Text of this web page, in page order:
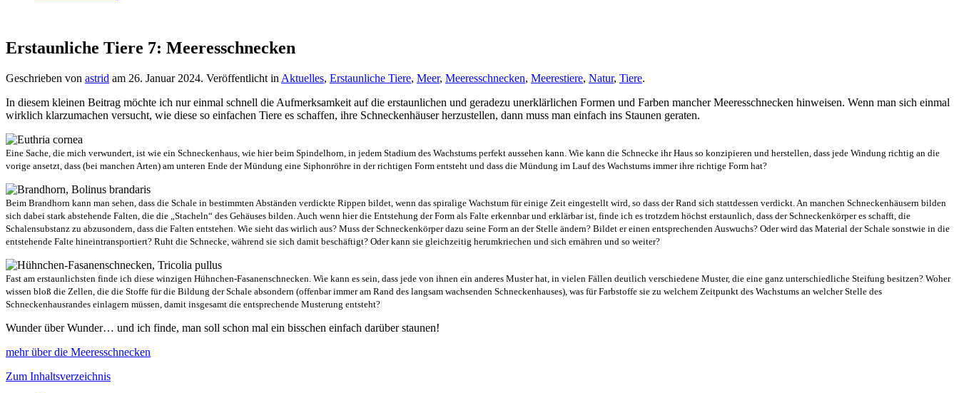
Erstaunliche Tiere 7: Meeresschnecken
Geschrieben von astrid am 26. Januar 2024. Veröffentlicht in Aktuelles, Erstaunliche Tiere, Meer, Meeresschnecken, Meerestiere, Natur, Tiere.
In diesem kleinen Beitrag möchte ich nur einmal schnell die Aufmerksamkeit auf die erstaunlichen und geradezu unerklärlichen Formen und Farben mancher Meeresschnecken hinweisen. Wenn man sich einmal
wirklich klarzumachen versucht, wie diese so einfachen Tiere es schaffen, ihre Schneckenhäuser herzustellen, dann muss man einfach ins Staunen geraten.
Eine Sache, die mich verwundert, ist wie ein Schneckenhaus, wie hier beim Spindelhorn, in jedem Stadium des Wachstums perfekt aussehen kann. Wie kann die Schnecke ihr Haus so konzipieren und herstellen, dass jede Windung richtig an die
vorige ansetzt, dass (bei manchen Arten) am unteren Ende der Mündung eine Siphonröhre in der richtigen Form entsteht und dass die Mündung im Lauf des Wachstums immer ihre richtige Form hat?
Beim Brandhorn kann man sehen, dass die Schale in bestimmten Abständen verdickte Rippen bildet, wenn das spiralige Wachstum für einige Zeit eingestellt wird, so dass der Rand sich stattdessen verdickt. An manchen Schneckenhäusern bilden
sich dabei stark abstehende Falten, die die „Stacheln“ des Gehäuses bilden. Auch wenn hier die Entstehung der Form als Falte erkennbar und erklärbar ist, finde ich es trotzdem höchst erstaunlich, dass der Schneckenkörper es schafft, die
Schalensubstanz zu abzusondern, dass die Falten entstehen. Wie sieht das wirlich aus? Muss der Schneckenkörper dazu seine Form an der Stelle ändern? Bildet er einen entsprechenden Auswuchs? Oder wird das Material der Schale sonstwie in die
entstehende Falte hineintransportiert? Ruht die Schnecke, während sie sich damit beschäftigt? Oder kann sie gleichzeitig herumkriechen und sich ernähren und so weiter?
Fast am erstaunlichsten finde ich diese winzigen Hühnchen-Fasanenschnecken. Wie kann es sein, dass jede von ihnen ein anderes Muster hat, in vielen Fällen deutlich verschiedene Muster, die eine ganz unterschiedliche Steifung besitzen? Woher
wissen bloß die Zellen, die die Stoffe für die Bildung der Schale absondern (offenbar immer am Rand des langsam wachsenden Schneckenhauses), was für Farbstoffe sie zu welchem Zeitpunkt des Wachstums an welcher Stelle des
Schneckenhausrandes einlagern müssen, damit insgesamt die entsprechende Musterung entsteht?
Wunder über Wunder… und ich finde, man soll schon mal ein bisschen einfach darüber staunen!
mehr über die Meeresschnecken
Zum Inhaltsverzeichnis